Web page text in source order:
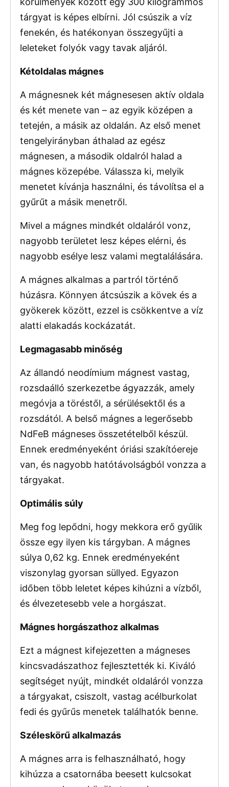
tárgyat is képes elbírni. Jól csúszik a víz
fenekén, és hatékonyan összegyűjti a
leleteket folyók vagy tavak aljáról.
Kétoldalas mágnes
A mágnesnek két mágnesesen aktív oldala
és két menete van – az egyik középen a
tetején, a másik az oldalán. Az első menet
tengelyirányban áthalad az egész
mágnesen, a második oldalról halad a
mágnes közepébe. Válassza ki, melyik
menetet kívánja használni, és távolítsa el a
gyűrűt a másik menetről.
Mivel a mágnes mindkét oldaláról vonz,
nagyobb területet lesz képes elérni, és
nagyobb esélye lesz valami megtalálására.
A mágnes alkalmas a partról történő
húzásra. Könnyen átcsúszik a kövek és a
gyökerek között, ezzel is csökkentve a víz
alatti elakadás kockázatát.
Legmagasabb minőség
Az állandó neodímium mágnest vastag,
rozsdaálló szerkezetbe ágyazzák, amely
megóvja a töréstől, a sérülésektől és a
rozsdától. A belső mágnes a legerősebb
NdFeB mágneses összetételből készül.
Ennek eredményeként óriási szakítóereje
van, és nagyobb hatótávolságból vonzza a
tárgyakat.
Optimális súly
Meg fog lepődni, hogy mekkora erő gyűlik
össze egy ilyen kis tárgyban. A mágnes
súlya 0,62 kg. Ennek eredményeként
viszonylag gyorsan süllyed. Egyazon
időben több leletet képes kihúzni a vízből,
és élvezetesebb vele a horgászat.
Mágnes horgászathoz alkalmas
Ezt a mágnest kifejezetten a mágneses
kincsvadászathoz fejlesztették ki. Kiváló
segítséget nyújt, mindkét oldaláról vonzza
a tárgyakat, csiszolt, vastag acélburkolat
fedi és gyűrűs menetek találhatók benne.
Széleskörű alkalmazás
A mágnes arra is felhasználható, hogy
kihúzza a csatornába beesett kulcsokat